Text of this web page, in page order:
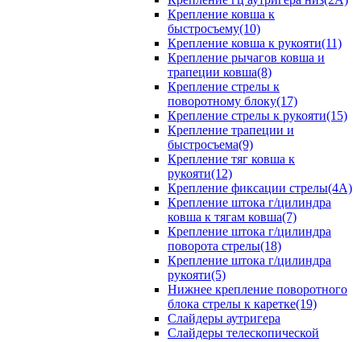
Крепление ковша к
быстросъему(10)
Крепление ковша к рукояти(11)
Крепление рычагов ковша и
трапеции ковша(8)
Крепление стрелы к
поворотному блоку(17)
Крепление стрелы к рукояти(15)
Крепление трапеции и
быстросъема(9)
Крепление тяг ковша к
рукояти(12)
Крепление фиксации стрелы(4A)
Крепление штока г/цилиндра
ковша к тягам ковша(7)
Крепление штока г/цилиндра
поворота стрелы(18)
Крепление штока г/цилиндра
рукояти(5)
Нижнее крепление поворотного
блока стрелы к каретке(19)
Слайдеры аутригера
Слайдеры телескопической